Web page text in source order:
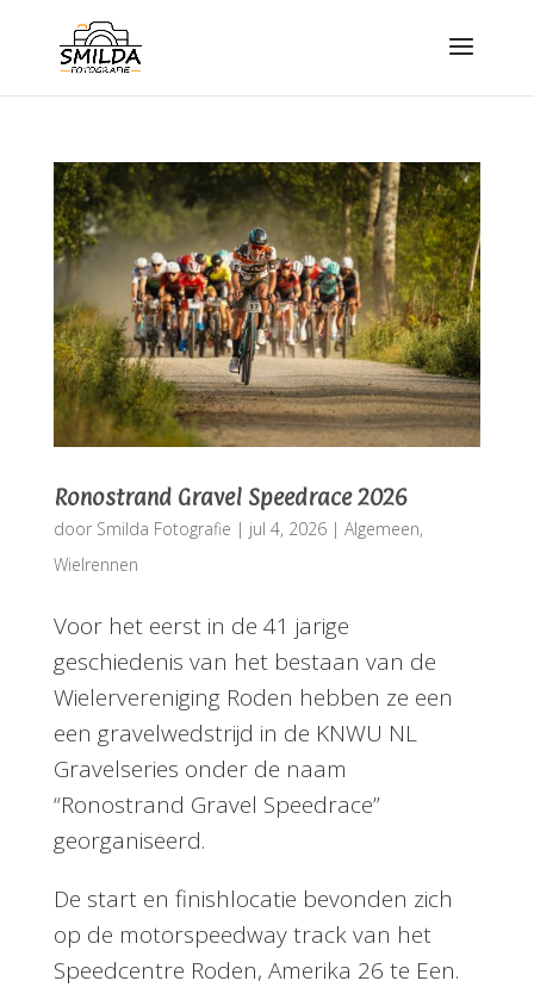
Ronostrand Gravel Speedrace 2026
door Smilda Fotografie | jul 4, 2026| Algemeen,
Wielrennen
Voor het eerst in de 41 jarige
geschiedenis van het bestaan van de
Wielervereniging Roden hebben ze een
een gravelwedstrijd in de KNWU NL
Gravelseries onder de naam
“Ronostrand Gravel Speedrace”
georganiseerd.
De start en finishlocatie bevonden zich
op de motorspeedway track van het
Speedcentre Roden, Amerika 26 te Een.